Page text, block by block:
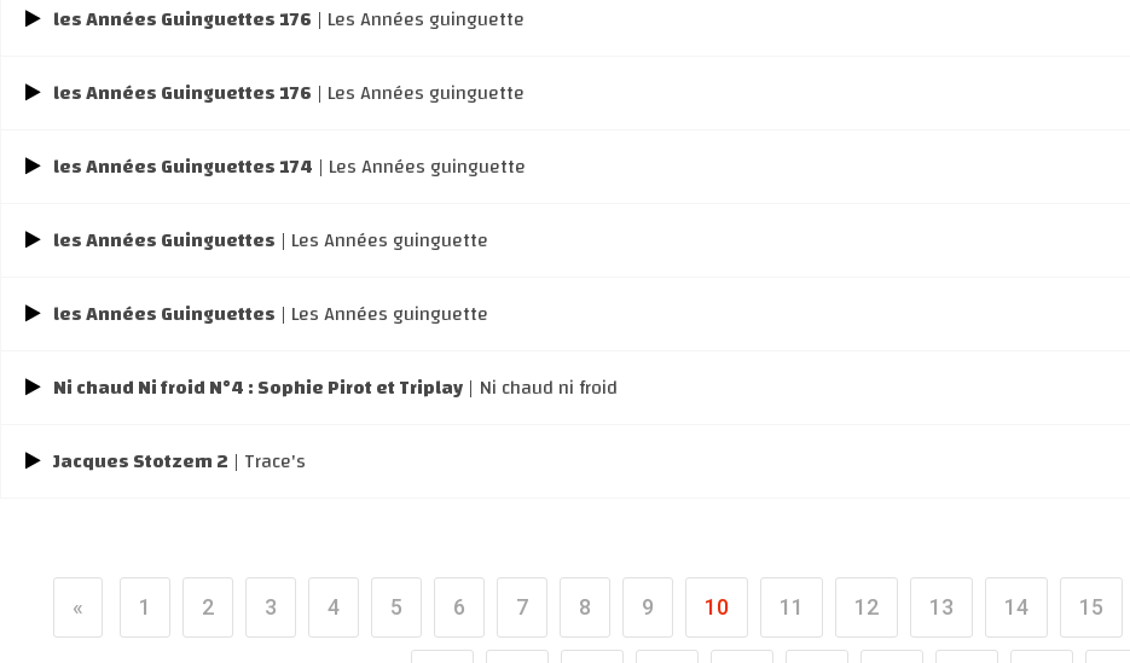
les Années Guinguettes 176 | Les Années guinguette
les Années Guinguettes 176 | Les Années guinguette
les Années Guinguettes 174 | Les Années guinguette
les Années Guinguettes | Les Années guinguette
les Années Guinguettes | Les Années guinguette
Ni chaud Ni froid N°4 : Sophie Pirot et Triplay | Ni chaud ni froid
Jacques Stotzem 2 | Trace's
« 1 2 3 4 5 6 7 8 9 10 11 12 13 14 15